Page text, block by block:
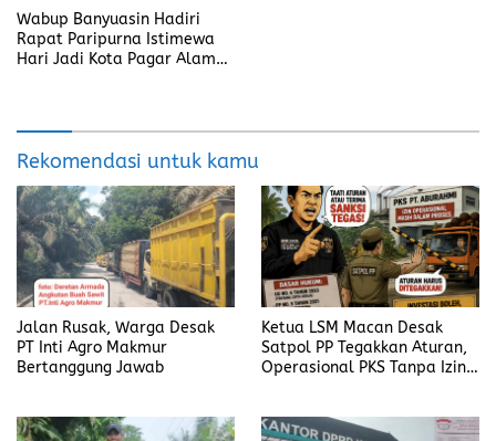
Wabup Banyuasin Hadiri
Rapat Paripurna Istimewa
Hari Jadi Kota Pagar Alam
Rekomendasi untuk kamu
Jalan Rusak, Warga Desak
PT Inti Agro Makmur
Bertanggung Jawab
Ketua LSM Macan Desak
Satpol PP Tegakkan Aturan,
Operasional PKS Tanpa Izin